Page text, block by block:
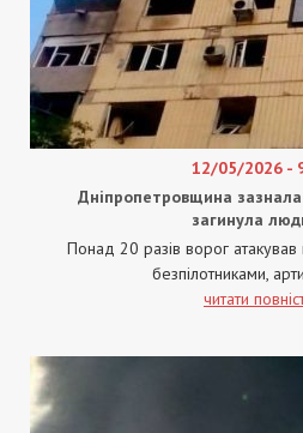
12/05/2026 -
Дніпропетровщина
загинула
Понад 20 разів ворог атакував
безпілотниками,
читати